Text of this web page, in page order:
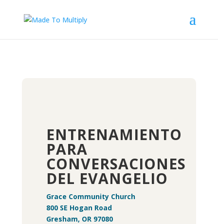
ENTRENAMIENTO
PARA
CONVERSACIONES
DEL EVANGELIO
Grace Community Church
800 SE Hogan Road
Gresham, OR 97080